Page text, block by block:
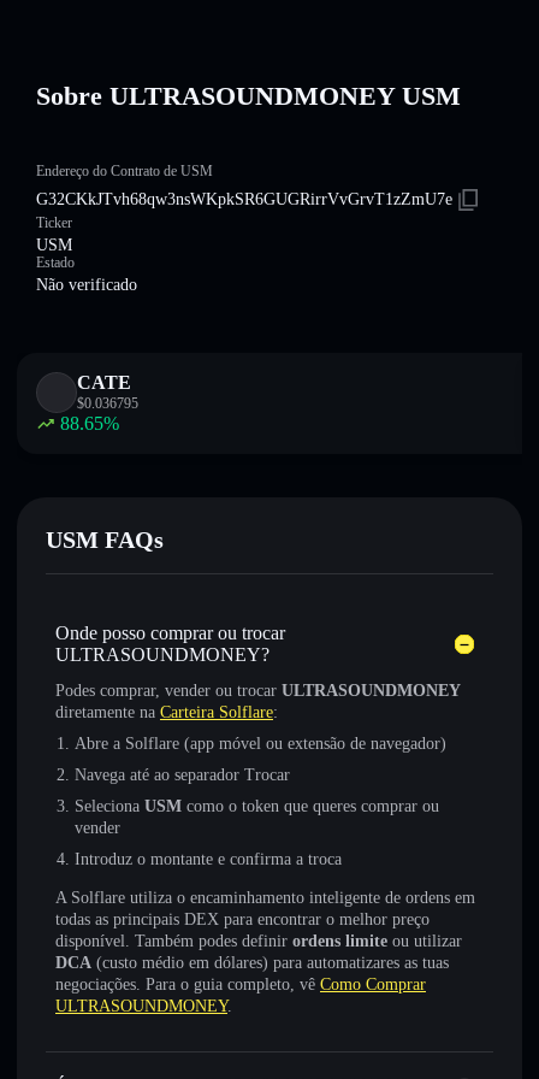
Sobre ULTRASOUNDMONEY USM
Endereço do Contrato de USM
G32CKkJTvh68qw3nsWKpkSR6GUGRirrVvGrvT1zZmU7e
Ticker
USM
Estado
Não verificado
CATE
$0.036795
88.65%
USM FAQs
Onde posso comprar ou trocar
ULTRASOUNDMONEY?
Podes comprar, vender ou trocar ULTRASOUNDMONEY
diretamente na Carteira Solflare:
Abre a Solflare (app móvel ou extensão de navegador)
Navega até ao separador Trocar
Seleciona USM como o token que queres comprar ou
vender
Introduz o montante e confirma a troca
A Solflare utiliza o encaminhamento inteligente de ordens em
todas as principais DEX para encontrar o melhor preço
disponível. Também podes definir ordens limite ou utilizar
DCA (custo médio em dólares) para automatizares as tuas
negociações. Para o guia completo, vê Como Comprar
ULTRASOUNDMONEY.